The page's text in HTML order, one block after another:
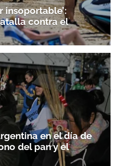
insoportable’:
contra el
en el día de
del pan y el